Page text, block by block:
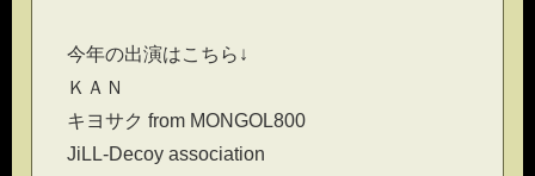
今年の出演はこちら↓
ＫＡＮ
キヨサク from MONGOL800
JiLL-Decoy association